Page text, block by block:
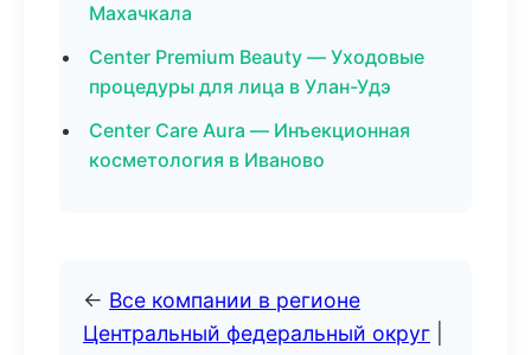
Махачкала
Center Premium Beauty — Уходовые
процедуры для лица в Улан-Удэ
Center Care Aura — Инъекционная
косметология в Иваново
← Все компании в регионе
Центральный федеральный округ